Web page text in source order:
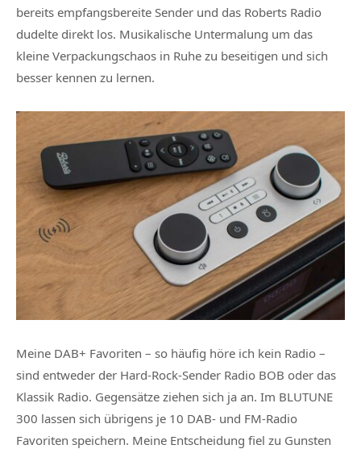
bereits empfangsbereite Sender und das Roberts Radio
dudelte direkt los. Musikalische Untermalung um das
kleine Verpackungschaos in Ruhe zu beseitigen und sich
besser kennen zu lernen.
Meine DAB+ Favoriten – so häufig höre ich kein Radio –
sind entweder der Hard-Rock-Sender Radio BOB oder das
Klassik Radio. Gegensätze ziehen sich ja an. Im BLUTUNE
300 lassen sich übrigens je 10 DAB- und FM-Radio
Favoriten speichern. Meine Entscheidung fiel zu Gunsten